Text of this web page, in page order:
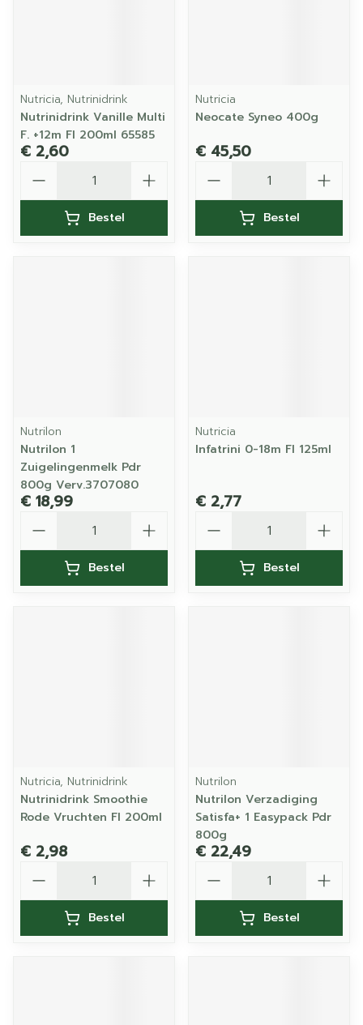
Nutricia, Nutrinidrink
Nutrinidrink Vanille Multi
F. +12m Fl 200ml 65585
€ 2,60
Bestel
Nutricia
Neocate Syneo 400g
€ 45,50
Bestel
Nutrilon
Nutrilon 1
Zuigelingenmelk Pdr
800g Verv.3707080
€ 18,99
Bestel
Nutricia
Infatrini 0-18m Fl 125ml
€ 2,77
Bestel
Nutricia, Nutrinidrink
Nutrinidrink Smoothie
Rode Vruchten Fl 200ml
€ 2,98
Bestel
Nutrilon
Nutrilon Verzadiging
Satisfa+ 1 Easypack Pdr
800g
€ 22,49
Bestel